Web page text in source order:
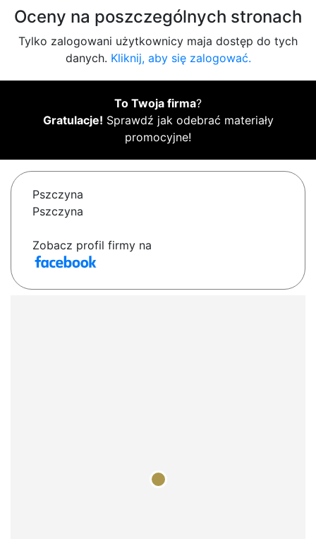
Oceny na poszczególnych stronach
Tylko zalogowani użytkownicy maja dostęp do tych
danych. Kliknij, aby się zalogować.
To Twoja firma?
Gratulacje! Sprawdź jak odebrać materiały
promocyjne!
Pszczyna
Pszczyna
Zobacz profil firmy na